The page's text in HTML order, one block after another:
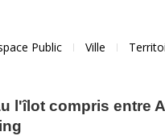
Public Ville
l'îlot compris entre